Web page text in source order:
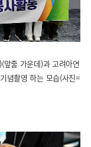
앞줄 가운데)과 고려아연
념촬영 하는 모습(사진=